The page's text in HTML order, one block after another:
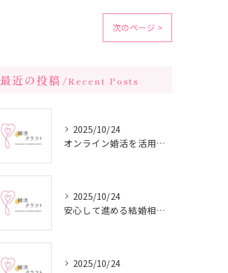
次のページ >
最近の投稿 Recent Posts
2025/10/24
オンライン婚活を活用した短期間成婚の秘訣
2025/10/24
安心して進める結婚相談所の利用法
2025/10/24